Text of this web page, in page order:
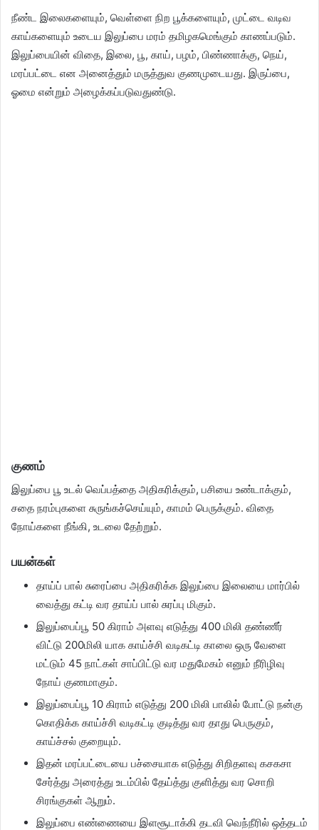
நீண்ட இலைகளையும், வெள்ளை நிற பூக்களையும், முட்டை வடிவ
காய்களையும் உடைய இலுப்பை மரம் தமிழகமெங்கும் காணப்படும்.
இலுப்பையின் விதை, இலை, பூ, காய், பழம், பிண்ணாக்கு, நெய்,
மரப்பட்டை என அனைத்தும் மருத்துவ குணமுடையது. இருப்பை,
ஓமை என்றும் அழைக்கப்படுவதுண்டு.
குணம்
இலுப்பை பூ உடல் வெப்பத்தை அதிகரிக்கும், பசியை உண்டாக்கும்,
சதை நரம்புகளை சுருங்கச்செய்யும், காமம் பெருக்கும். விதை
நோய்களை நீங்கி, உடலை தேற்றும்.
பயன்கள்
தாய்ப் பால் சுரைப்பை அதிகரிக்க இலுப்பை இலையை மார்பில்
வைத்து கட்டி வர தாய்ப் பால் சுரப்பு மிகும்.
இலுப்பைப்பூ 50 கிராம் அளவு எடுத்து 400 மிலி தண்ணீர்
விட்டு 200மிலி யாக காய்ச்சி வடிகட்டி காலை ஒரு வேளை
மட்டும் 45 நாட்கள் சாப்பிட்டு வர மதுமேகம் எனும் நீரிழிவு
நோய் குணமாகும்.
இலுப்பைப்பூ 10 கிராம் எடுத்து 200 மிலி பாலில் போட்டு நன்கு
கொதிக்க காய்ச்சி வடிகட்டி குடித்து வர தாது பெருகும்,
காய்ச்சல் குறையும்.
இதன் மரப்பட்டையை பச்சையாக எடுத்து சிறிதளவு கசகசா
சேர்த்து அரைத்து உடம்பில் தேய்த்து குளித்து வர சொறி
சிரங்குகள் ஆறும்.
இலுப்பை எண்ணையை இளசூடாக்கி தடவி வெந்நீரில் ஒத்தடம்